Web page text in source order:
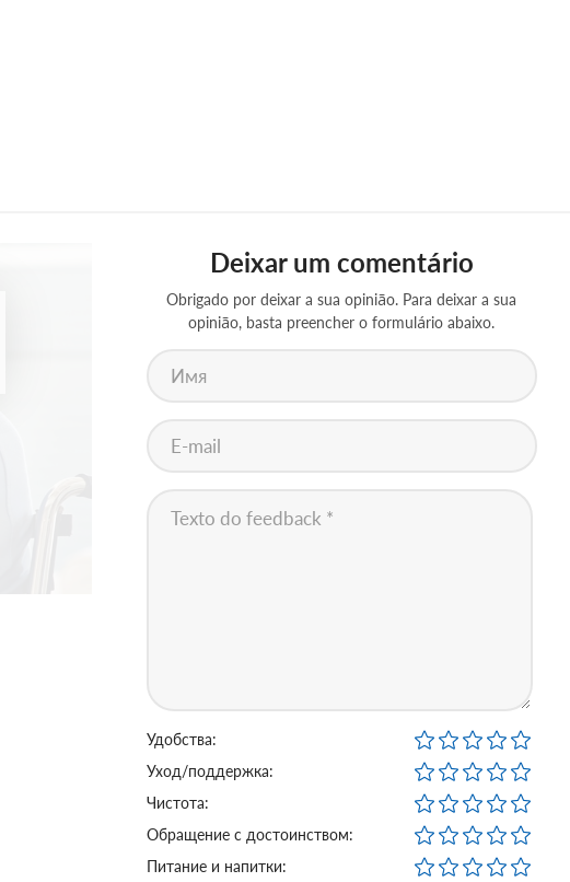
Deixar um comentário
Obrigado por deixar a sua opinião. Para deixar a sua
opinião, basta preencher o formulário abaixo.
Удобства:
Уход/поддержка:
Чистота:
Обращение с достоинством:
Питание и напитки: